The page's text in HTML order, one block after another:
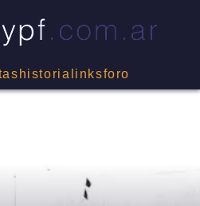
historia linksforo